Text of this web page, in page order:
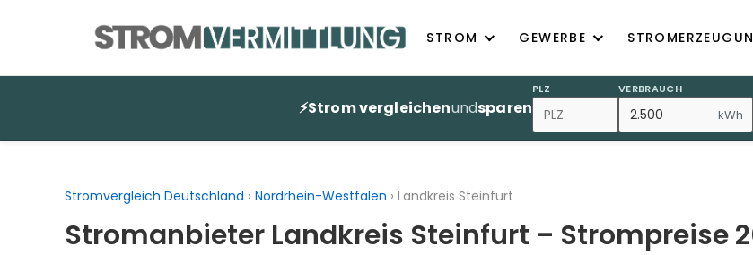
STROM GEWERBE
⚡Strom vergleichenundsparen
PLZ VERBRAUCH
kWh
Stromvergleich Deutschland › Nordrhein-Westfalen › Landkreis Steinfurt
Stromanbieter Landkreis Steinfurt – Strompreise